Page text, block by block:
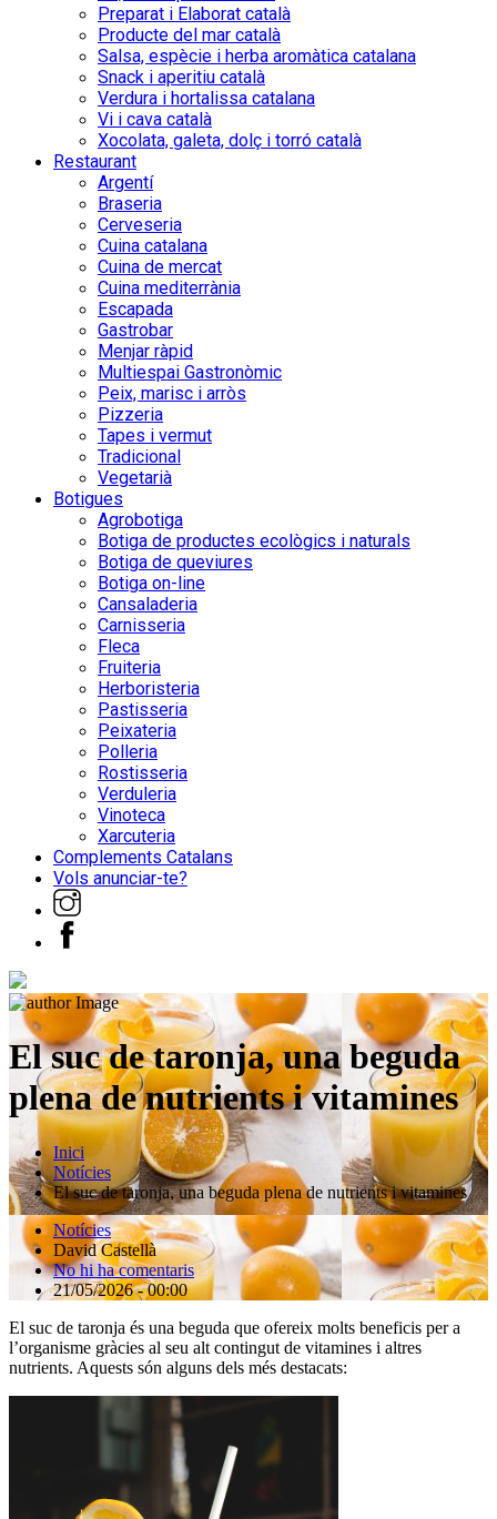
Preparat i Elaborat català
Producte del mar català
Salsa, espècie i herba aromàtica catalana
Snack i aperitiu català
Verdura i hortalissa catalana
Vi i cava català
Xocolata, galeta, dolç i torró català
Restaurant
Argentí
Braseria
Cerveseria
Cuina catalana
Cuina de mercat
Cuina mediterrània
Escapada
Gastrobar
Menjar ràpid
Multiespai Gastronòmic
Peix, marisc i arròs
Pizzeria
Tapes i vermut
Tradicional
Vegetarià
Botigues
Agrobotiga
Botiga de productes ecològics i naturals
Botiga de queviures
Botiga on-line
Cansaladeria
Carnisseria
Fleca
Fruiteria
Herboristeria
Pastisseria
Peixateria
Polleria
Rostisseria
Verduleria
Vinoteca
Xarcuteria
Complements Catalans
Vols anunciar-te?
El suc de taronja, una beguda
plena de nutrients i vitamines
Inici
Notícies
El suc de taronja, una beguda plena de nutrients i vitamines
Notícies
David Castellà
No hi ha comentaris
21/05/2026 - 00:00
El suc de taronja és una beguda que ofereix molts beneficis per a
l’organisme gràcies al seu alt contingut de vitamines i altres
nutrients. Aquests són alguns dels més destacats: